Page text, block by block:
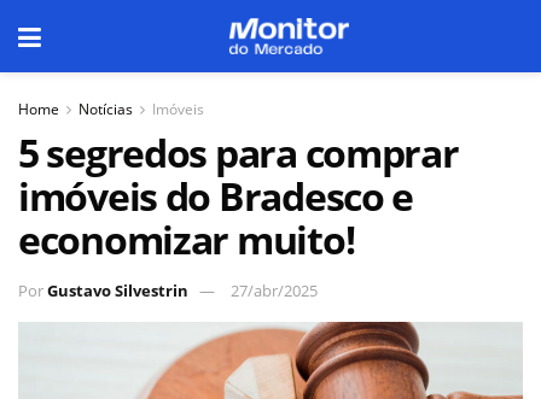
Home Notícias Imóveis
5 segredos para comprar
imóveis do Bradesco e
economizar muito!
PorGustavo Silvestrin 27/abr/2025